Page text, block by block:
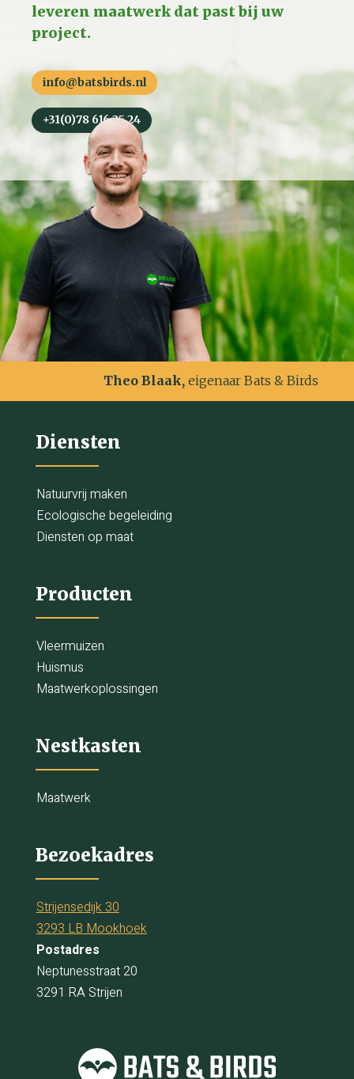
leveren maatwerk dat past bij uw
project.
info@batsbirds.nl
+31(0)78 616 25 24
Theo Blaak, eigenaar Bats & Birds
Diensten
Natuurvrij maken
Ecologische begeleiding
Diensten op maat
Producten
Vleermuizen
Huismus
Maatwerkoplossingen
Nestkasten
Maatwerk
Bezoekadres
Strijensedijk 30
3293 LB Mookhoek
Postadres
Neptunesstraat 20
3291 RA Strijen